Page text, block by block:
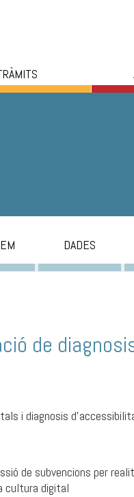
DADES
de
i diagnosis
de subvencions per
cultura digital